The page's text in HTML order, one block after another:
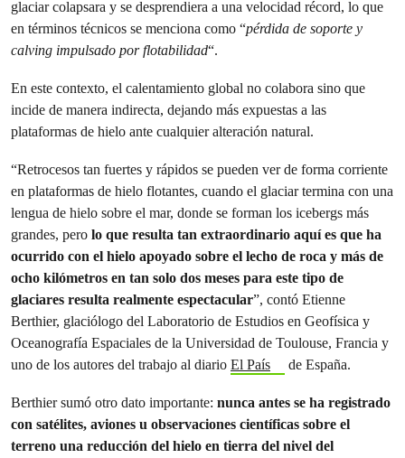
glaciar colapsara y se desprendiera a una velocidad récord, lo que
en términos técnicos se menciona como “pérdida de soporte y
calving impulsado por flotabilidad“.
En este contexto, el calentamiento global no colabora sino que
incide de manera indirecta, dejando más expuestas a las
plataformas de hielo ante cualquier alteración natural.
“Retrocesos tan fuertes y rápidos se pueden ver de forma corriente
en plataformas de hielo flotantes, cuando el glaciar termina con una
lengua de hielo sobre el mar, donde se forman los icebergs más
grandes, pero lo que resulta tan extraordinario aquí es que ha
ocurrido con el hielo apoyado sobre el lecho de roca y más de
ocho kilómetros en tan solo dos meses para este tipo de
glaciares resulta realmente espectacular”, contó Etienne
Berthier, glaciólogo del Laboratorio de Estudios en Geofísica y
Oceanografía Espaciales de la Universidad de Toulouse, Francia y
uno de los autores del trabajo al diario El País de España.
Berthier sumó otro dato importante: nunca antes se ha registrado
con satélites, aviones u observaciones científicas sobre el
terreno una reducción del hielo en tierra del nivel del